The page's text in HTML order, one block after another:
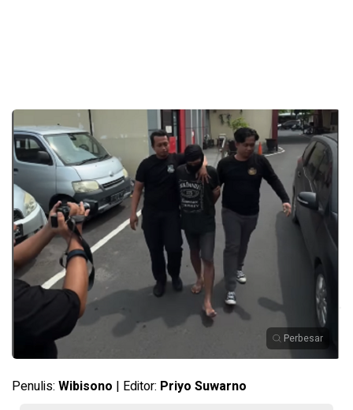
Perbesar
Penulis: Wibisono | Editor: Priyo Suwarno